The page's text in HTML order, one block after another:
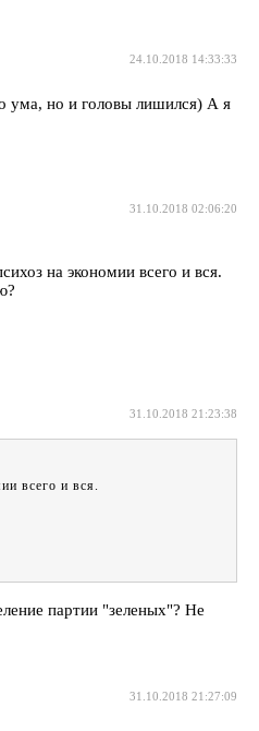
24.10.2018 14:33:33
ума, но и головы лишился) А я
31.10.2018 02:06:20
на экономии всего и вся.
31.10.2018 21:23:38
всего и вся.
партии "зеленых"? Не
31.10.2018 21:27:09